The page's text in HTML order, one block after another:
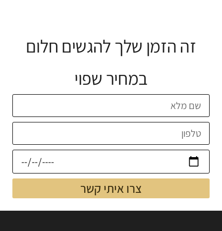
זה הזמן שלך להגשים חלום
במחיר שפוי
צרו איתי קשר